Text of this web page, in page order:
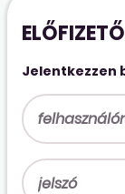
Jelentkezzen